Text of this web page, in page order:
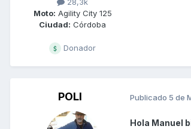
Moto: Agility City 125
Ciudad: Córdoba
Donador
POLI Publicado 5 de
Hola Manuel